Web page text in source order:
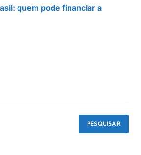
quem pode financiar a